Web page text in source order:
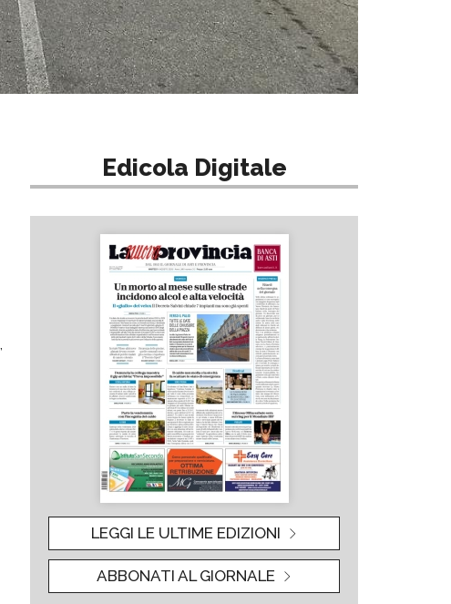
Edicola Digitale
LEGGI LE ULTIME EDIZIONI
ABBONATI AL GIORNALE